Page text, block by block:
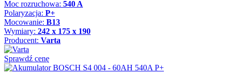
Moc rozruchowa: 540 A
Polaryzacja: P+
Mocowanie: B13
Wymiary: 242 x 175 x 190
Producent: Varta
Sprawdź cenę